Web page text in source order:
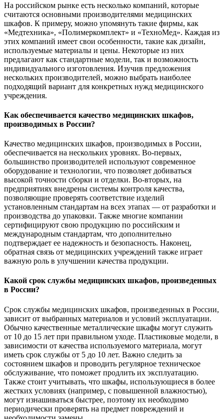
На российском рынке есть несколько компаний, которые
считаются основными производителями медицинских
шкафов. К примеру, можно упомянуть такие фирмы, как
«Медтехника», «Полимеркомплект» и «ТехноМед». Каждая из
этих компаний имеет свои особенности, такие как дизайн,
используемые материалы и цены. Некоторые из них
предлагают как стандартные модели, так и возможность
индивидуального изготовления. Изучив предложения
нескольких производителей, можно выбрать наиболее
подходящий вариант для конкретных нужд медицинского
учреждения.
Как обеспечивается качество медицинских шкафов,
производимых в России?
Качество медицинских шкафов, производимых в России,
обеспечивается на нескольких уровнях. Во-первых,
большинство производителей используют современное
оборудование и технологии, что позволяет добиваться
высокой точности сборки и отделки. Во-вторых, на
предприятиях внедрены системы контроля качества,
позволяющие проверять соответствие изделий
установленным стандартам на всех этапах — от разработки и
производства до упаковки. Также многие компании
сертифицируют свою продукцию по российским и
международным стандартам, что дополнительно
подтверждает ее надежность и безопасность. Наконец,
обратная связь от медицинских учреждений также играет
важную роль в улучшении качества продукции.
Какой срок службы медицинских шкафов, произведенных
в России?
Срок службы медицинских шкафов, произведенных в России,
зависит от выбранных материалов и условий эксплуатации.
Обычно качественные металлические шкафы могут служить
от 10 до 15 лет при правильном уходе. Пластиковые модели, в
зависимости от качества используемого материала, могут
иметь срок службы от 5 до 10 лет. Важно следить за
состоянием шкафов и проводить регулярное техническое
обслуживание, что поможет продлить их эксплуатацию.
Также стоит учитывать, что шкафы, использующиеся в более
жестких условиях (например, с повышенной влажностью),
могут изнашиваться быстрее, поэтому их необходимо
периодически проверять на предмет повреждений и